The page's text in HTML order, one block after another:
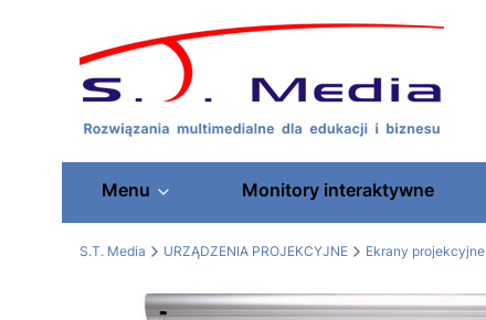
Menu Monitory interaktywne
S.T. Media URZĄDZENIA PROJEKCYJNE Ekrany projekcyjne